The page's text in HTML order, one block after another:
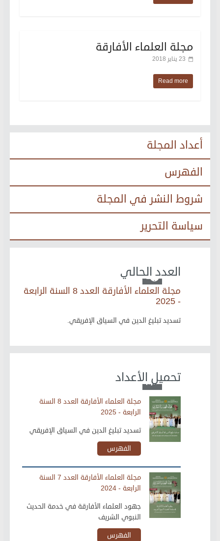
مجلة العلماء الأفارقة
23 يناير 2018
Read more
أعداد المجلة
الفهرس
شروط النشر في المجلة
سياسة التحرير
العدد الحالي
مجلة العلماء الأفارقة العدد 8 السنة الرابعة
- 2025
تسديد تبليغ الدين في السياق الإفريقي.
تحميل الأعداد
مجلة العلماء الأفارقة العدد 8 السنة
الرابعة - 2025
تسديد تبليغ الدين في السياق الإفريقي
الفهرس
مجلة العلماء الأفارقة العدد 7 السنة
الرابعة - 2024
جهود العلماء الأفارقة في خدمة الحديث
النبوي الشريف
الفهرس